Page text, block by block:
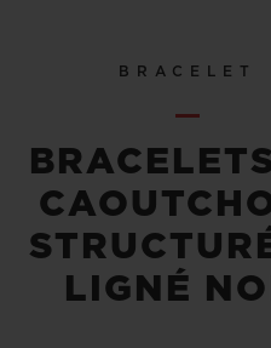
BRACELET
LIGNÉ